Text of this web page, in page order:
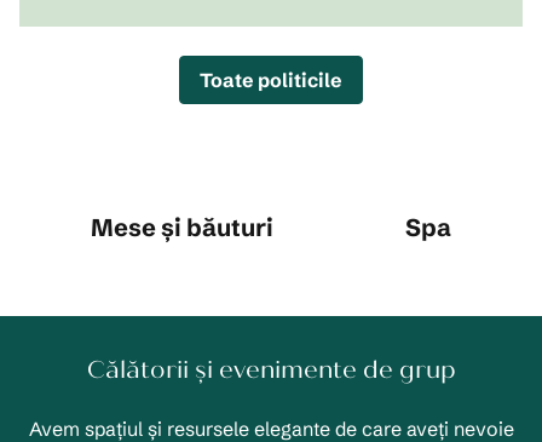
Toate politicile
Mese și băuturi Spa
Călătorii și evenimente de grup
Avem spațiul și resursele elegante de care aveți nevoie